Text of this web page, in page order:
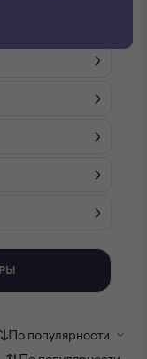
По популярности